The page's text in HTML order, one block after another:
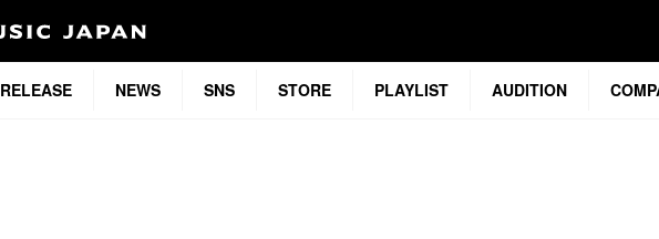
RELEASE NEWS SNS STORE PLAYLIST AUDITION